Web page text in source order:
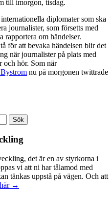
till imorgon, tisdag.
diplomater som ska
journalister, som försetts med
rapportera om händelser.
för att bevaka händelsen blir det
när journalister på plats med
och hör. Som när
nu på morgonen twittrade
det är en av styrkorna i
vi att ni har tålamod med
tänkas uppstå på vägen. Och att
→